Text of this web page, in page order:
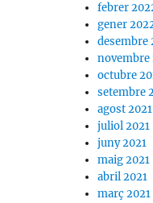
febrer
gener
desembre
novembre
octubre
setembre
agost 2021
juliol 2021
juny 2021
maig 2021
abril 2021
març 2021